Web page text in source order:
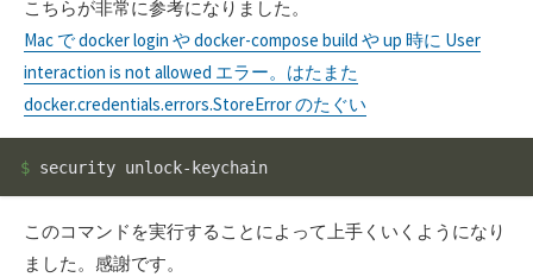
こちらが非常に参考になりました。
Mac で docker login や docker-compose build や up 時に User
interaction is not allowed エラー。はたまた
docker.credentials.errors.StoreError のたぐい
$
このコマンドを実行することによって上手くいくようになり
ました。感謝です。